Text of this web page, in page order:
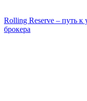
Rolling Reserve – путь к
брокера